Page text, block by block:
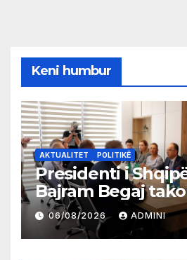
Keni humbur
AKTUALITET POLITIKË
Presidenti i
Bajram Begaj
partive shqiptare
06/08/2026 ADMINI